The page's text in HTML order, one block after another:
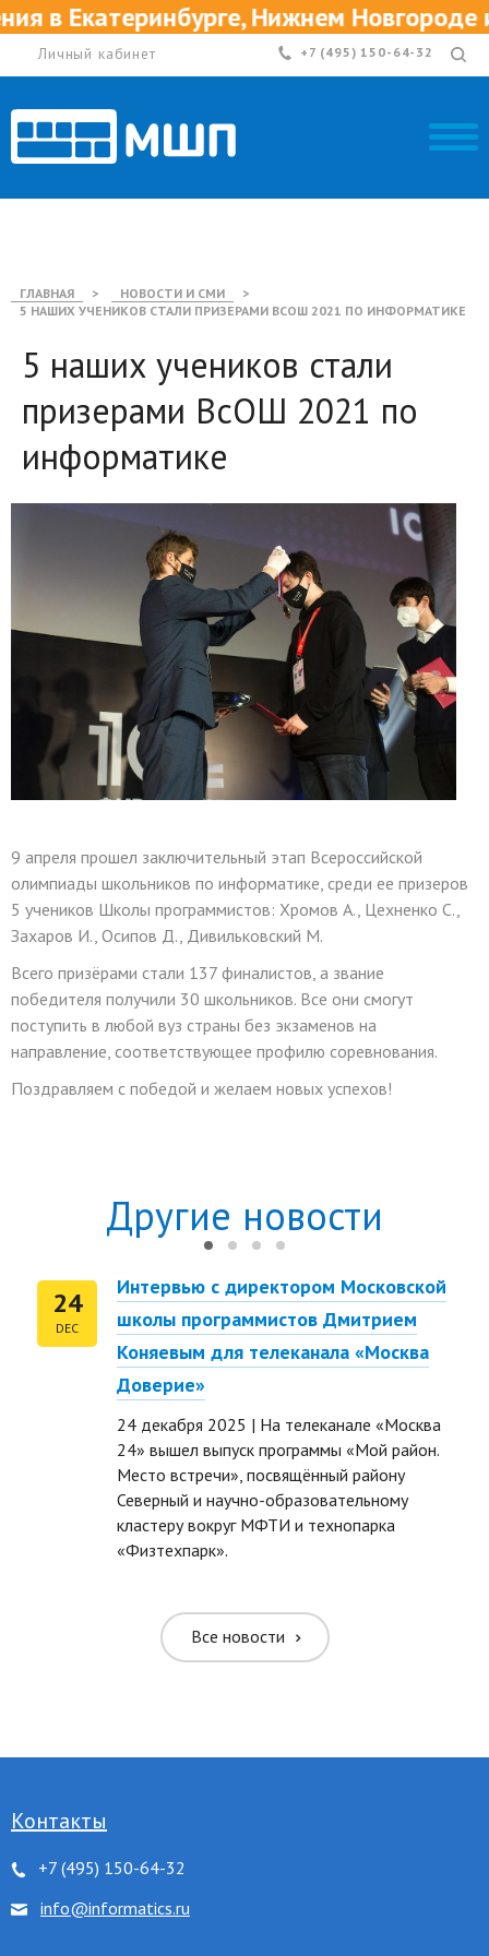
Екатеринбурге, Нижнем Новгороде и
Личный кабинет +7 (495) 150-64-32
ГЛАВНАЯ > НОВОСТИ И СМИ
>
5 НАШИХ УЧЕНИКОВ СТАЛИ ПРИЗЕРАМИ ВСОШ 2021 ПО ИНФОРМАТИКЕ
5 наших учеников стали
призерами ВсОШ 2021 по
информатике
9 апреля прошел заключительный этап Всероссийской
олимпиады школьников по информатике, среди ее призеров
5 учеников Школы программистов: Хромов А., Цехненко С.,
Захаров И., Осипов Д., Дивильковский М.
Всего призёрами стали 137 финалистов, а звание
победителя получили 30 школьников. Все они смогут
поступить в любой вуз страны без экзаменов на
направление, соответствующее профилю соревнования.
Поздравляем с победой и желаем новых успехов!
Другие новости
24
DEC
Интервью с директором Московской
школы программистов Дмитрием
Коняевым для телеканала «Москва
Доверие»
24 декабря 2025 | На телеканале «Москва
24» вышел выпуск программы «Мой район.
Место встречи», посвящённый району
Северный и научно-образовательному
кластеру вокруг МФТИ и технопарка
«Физтехпарк».
Все новости
Контакты
+7 (495) 150-64-32
info@informatics.ru
размер текста
размер текста
цвета